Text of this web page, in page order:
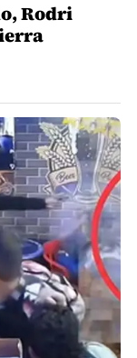
Rodri